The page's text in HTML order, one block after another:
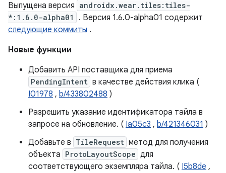
Выпущена версия androidx.wear.tiles:tiles-
*:1.6.0-alpha01
. Версия 1.6.0-alpha01 содержит
следующие коммиты .
Новые функции
Добавить API поставщика для приема
PendingIntent в качестве действия клика (
I01978 , b/433802488 )
Разрешить указание идентификатора тайла в
запросе на обновление. ( Ia05c3 , b/421346031 )
Добавьте в TileRequest метод для получения
объекта ProtoLayoutScope для
соответствующего экземпляра тайла. ( I5b8de ,